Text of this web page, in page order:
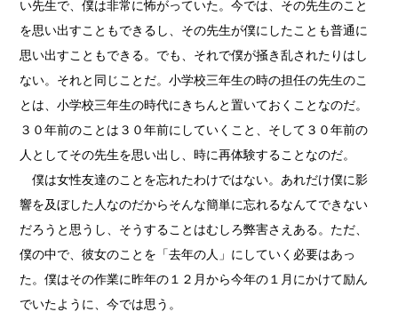
い先生で、僕は非常に怖がっていた。今では、その先生のこと
を思い出すこともできるし
、その先生が僕にしたことも普通に
思い出すこともできる。でも、それで僕が掻き乱されたりはし
ない。それと同じことだ。小学校三年生の時の担任の先生のこ
とは、小学校三年生の時代にきちんと置いておくことなのだ。
３０年前のことは３０年前にしていくこと、そして３０年前の
人としてその先生を思い出し、時に再体験することなのだ。
僕は女性友達のことを忘れたわけではない。あれだけ僕に影
響を及ぼした人なのだからそんな簡単に忘れるなんてできない
だろうと思うし、そうすることはむしろ弊害さえある。ただ、
僕の中で、彼女のことを「去年の人」にしていく必要はあっ
た。僕はその作業に昨年の１２月から今年の１月にかけて励ん
でいたように、今では思う。